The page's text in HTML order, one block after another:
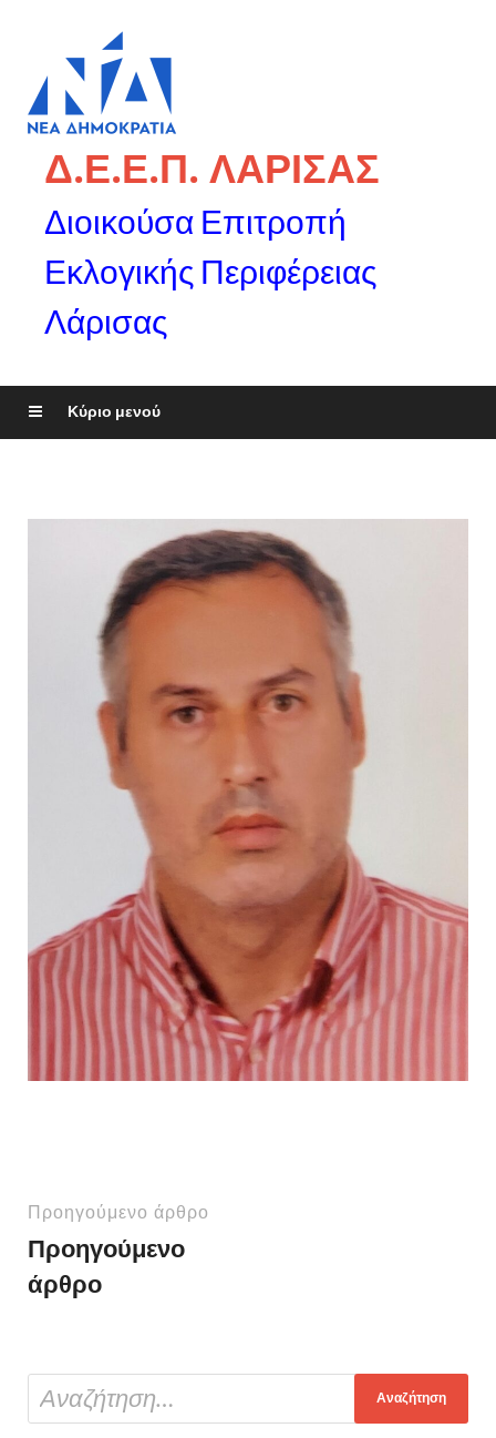
Δ.Ε.Ε.Π. ΛΑΡΙΣΑΣ
Διοικούσα Επιτροπή
Εκλογικής Περιφέρειας
Λάρισας
Κύριο μενού
Προηγούμενο άρθρο
Προηγούμενο
άρθρο